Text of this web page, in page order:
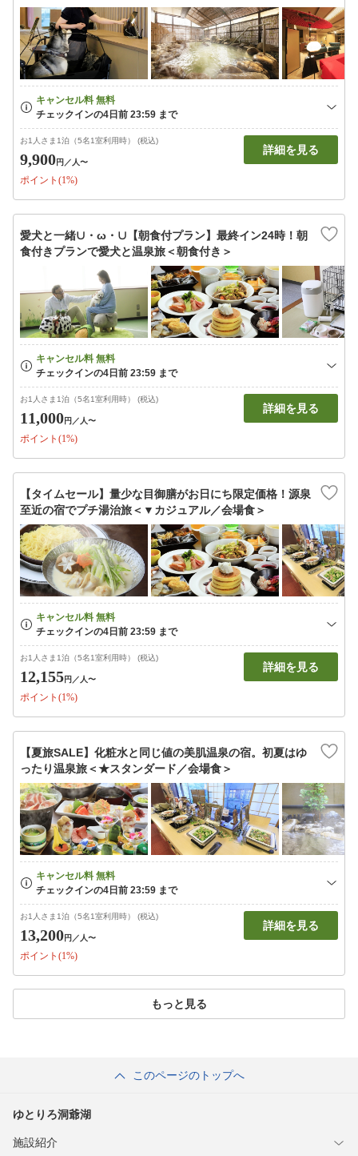
お1人さま1泊（5名1室利用時） (税込)
9,900円 ／人〜
ポイント(1%)
詳細を見る
愛犬と一緒∪・ω・∪【朝食付プラン】最終イン24時！朝
食付きプランで愛犬と温泉旅＜朝食付き＞
お1人さま1泊（5名1室利用時） (税込)
11,000円 ／人〜
ポイント(1%)
詳細を見る
【タイムセール】量少な目御膳がお日にち限定価格！源泉
至近の宿でプチ湯治旅＜▼カジュアル／会場食＞
お1人さま1泊（5名1室利用時） (税込)
12,155円 ／人〜
ポイント(1%)
詳細を見る
【夏旅SALE】化粧水と同じ値の美肌温泉の宿。初夏はゆ
ったり温泉旅＜★スタンダード／会場食＞
お1人さま1泊（5名1室利用時） (税込)
13,200円 ／人〜
ポイント(1%)
詳細を見る
もっと見る
このページのトップへ
ゆとりろ洞爺湖
施設紹介